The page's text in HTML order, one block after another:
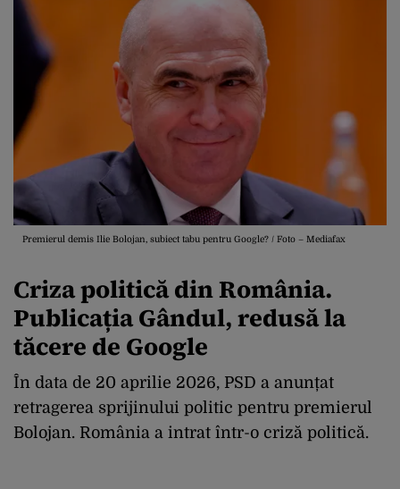
Premierul demis Ilie Bolojan, subiect tabu pentru Google? / Foto – Mediafax
Criza politică din România.
Publicația Gândul, redusă la
tăcere de Google
În data de 20 aprilie 2026, PSD a anunțat
retragerea sprijinului politic pentru premierul
Bolojan. România a intrat într-o criză politică.